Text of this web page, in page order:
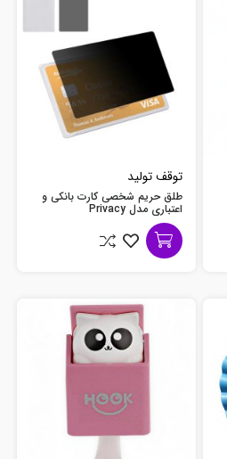
توقف تولید
طلق حریم شخصی کارت بانکی و
اعتباری مدل Privacy